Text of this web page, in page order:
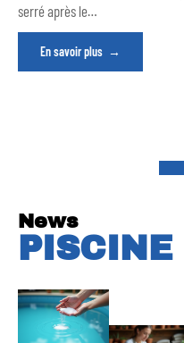
serré après le…
En savoir plus
News
PISCINE